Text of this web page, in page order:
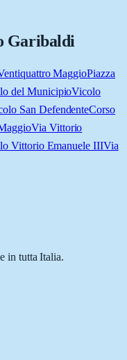
Garibaldi
MaggioPiazza
del MunicipioVicolo
San DefendenteCorso
Via Vittorio
Vittorio Emanuele IIIVia
in tutta Italia.